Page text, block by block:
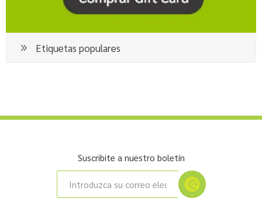
Etiquetas populares
Suscribite a nuestro boletín